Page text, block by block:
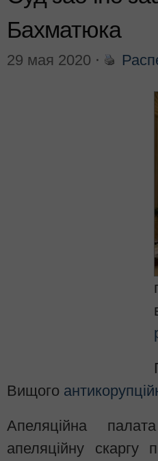
Бахматюка
29 мая 2020 ⋅
Вищого
Апеляційна
апеляційну